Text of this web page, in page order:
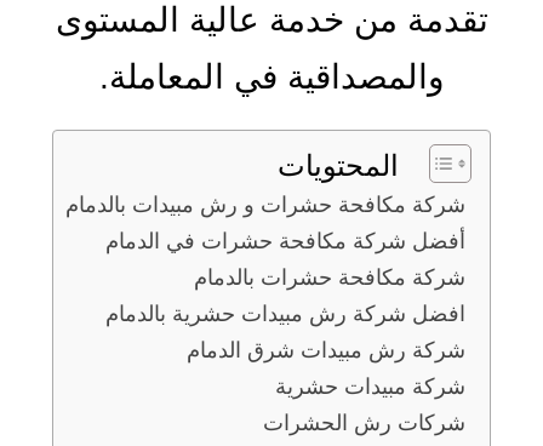
تقدمة من خدمة عالية المستوى
والمصداقية في المعاملة.
المحتويات
شركة مكافحة حشرات و رش مبيدات بالدمام
أفضل شركة مكافحة حشرات في الدمام
شركة مكافحة حشرات بالدمام
افضل شركة رش مبيدات حشرية بالدمام
شركة رش مبيدات شرق الدمام
شركة مبيدات حشرية
شركات رش الحشرات